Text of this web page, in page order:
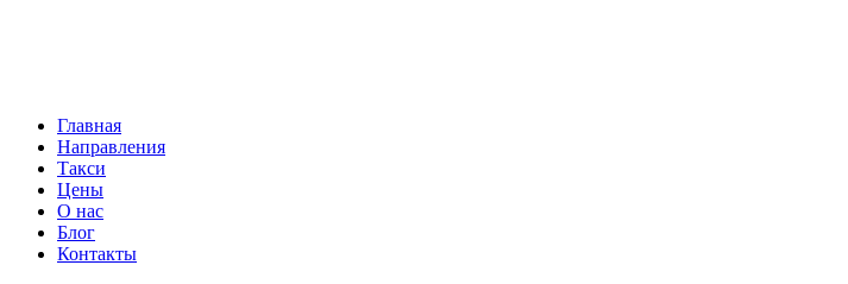
Главная
Направления
Такси
Цены
О нас
Блог
Контакты